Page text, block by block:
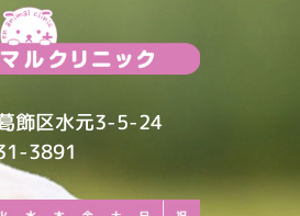
飾区水元3-5-24
3891